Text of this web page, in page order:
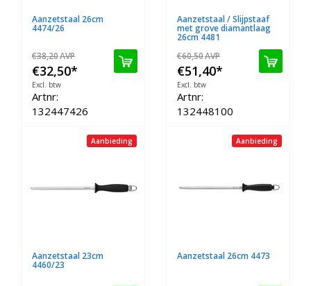
Aanzetstaal 26cm
4474/26
€38,20AVP
€32,50*
Excl. btw
Artnr:
132447426
Aanzetstaal / Slijpstaaf
met grove diamantlaag
26cm 4481
€60,50AVP
€51,40*
Excl. btw
Artnr:
132448100
Aanbieding
Aanzetstaal 23cm
4460/23
Aanbieding
Aanzetstaal 26cm 4473